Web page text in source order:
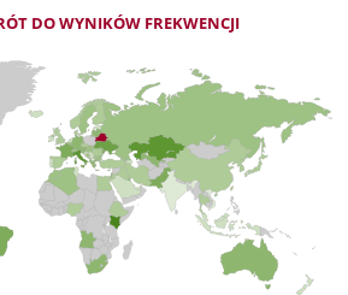
DO WYNIKÓW FREKWENCJI